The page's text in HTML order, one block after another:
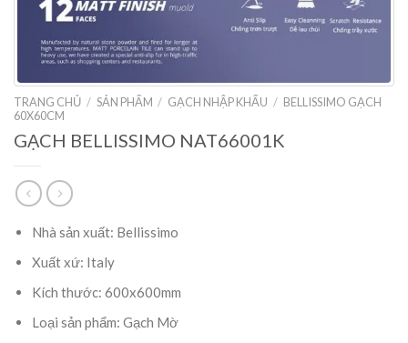
TRANG CHỦ / SẢN PHẨM / GẠCH NHẬP KHẨU / BELLISSIMO GẠCH
60X60CM
GẠCH BELLISSIMO NAT66001K
Nhà sản xuất: Bellissimo
Xuất xứ: Italy
Kích thước: 600x600mm
Loại sản phẩm: Gạch Mờ